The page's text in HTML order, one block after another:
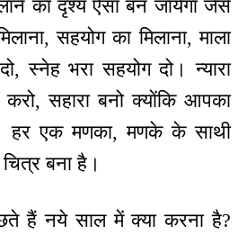
का दृश्य ऐसा बन जायेगा जैसे
सहयोग का मिलाना, माला
स्नेह भरा सहयोग दो। न्यारा
करो, सहारा बनो क्योंकि आपका
हर एक मणका, मणके के साथी
बना है।
हैं नये साल में क्या करना है?